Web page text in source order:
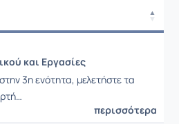
και Εργασίες
3η ενότητα, μελετήστε τα
περισσότερα